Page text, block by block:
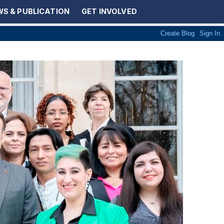
& PUBLICATION GET INVOLVED